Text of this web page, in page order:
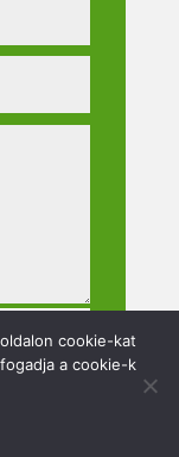
Küldéscookie-kat
a cookie-k